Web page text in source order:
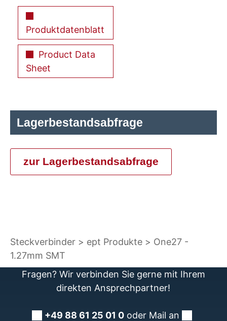
Produktdatenblatt
Product Data
Sheet
Lagerbestandsabfrage
zur Lagerbestandsabfrage
Steckverbinder ept Produkte
One27 -
1.27mm SMT
Fragen? Wir verbinden Sie gerne mit Ihrem
direkten Ansprechpartner!
+49 88 61 25 01 0 oder Mail an